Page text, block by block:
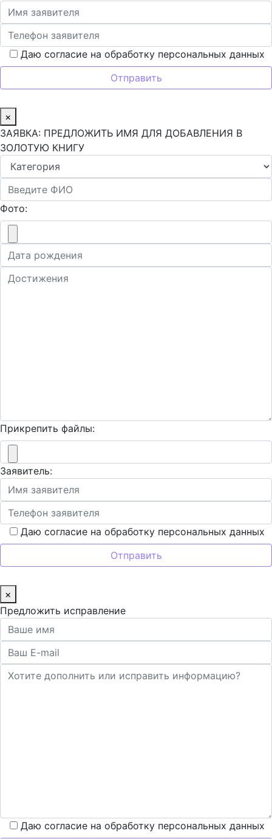
Даю согласие на обработку персональных данных
×
ЗАЯВКА: ПРЕДЛОЖИТЬ ИМЯ ДЛЯ ДОБАВЛЕНИЯ В
ЗОЛОТУЮ КНИГУ
Фото:
Прикрепить файлы:
Заявитель:
Даю согласие на обработку персональных данных
×
Предложить исправление
Даю согласие на обработку персональных данных